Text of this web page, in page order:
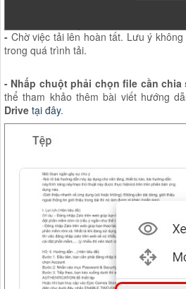
- Chờ việc tải lên hoàn tất. Lưu ý
trong quá trình tải.
- Nhấp chuột phải chọn file cần chia
thể tham khảo thêm bài viết hướng
Drive tại đây.